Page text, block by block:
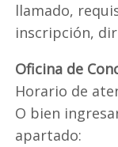
llamado,
inscripción,
Oficina de
Horario de
O bien
apartado: